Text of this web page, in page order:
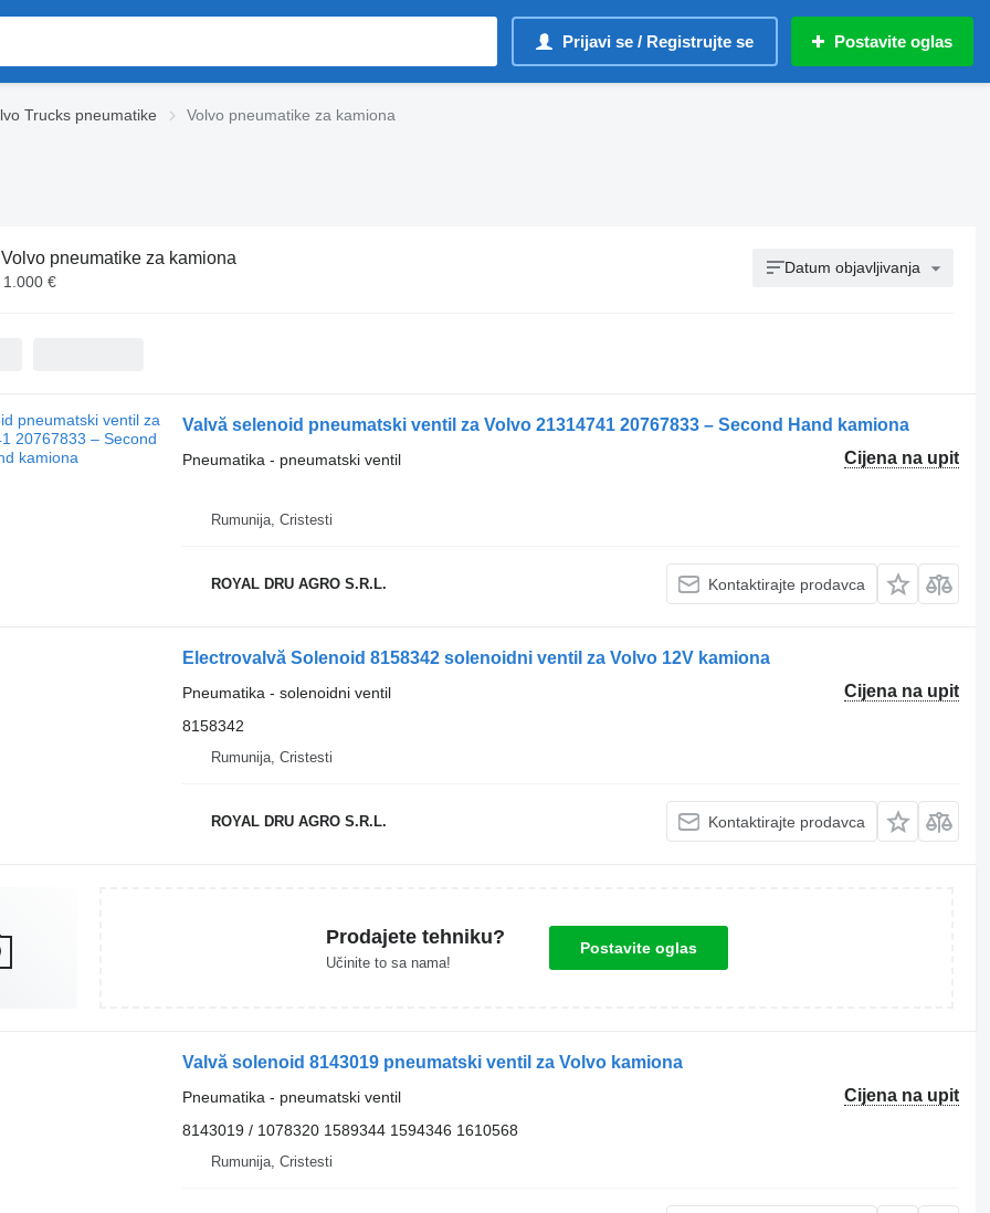
Prijavi se / Registrujte se Postavite oglas
Trucks pneumatikе Volvo pneumatikе za kamiona
Volvo pneumatikе za kamiona
1.000 €
Datum objavljivanja
Valvă selenoid pneumatski ventil za Volvo 21314741 20767833 – Second Hand kamiona
Cijena na upit
Pneumatika - pneumatski ventil
Rumunija, Cristesti
ROYAL DRU AGRO S.R.L. Kontaktirajte prodavca
Electrovalvă Solenoid 8158342 solenoidni ventil za Volvo 12V kamiona
Cijena na upit
Pneumatika - solenoidni ventil
8158342
Rumunija, Cristesti
ROYAL DRU AGRO S.R.L. Kontaktirajte prodavca
Prodajete tehniku?
Učinite to sa nama!
Postavite oglas
Valvă solenoid 8143019 pneumatski ventil za Volvo kamiona
Cijena na upit
Pneumatika - pneumatski ventil
8143019 / 1078320 1589344 1594346 1610568
Rumunija, Cristesti